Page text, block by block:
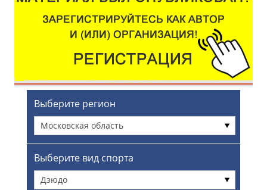
Выберите регион
Московская область
Выберите вид спорта
Дзюдо